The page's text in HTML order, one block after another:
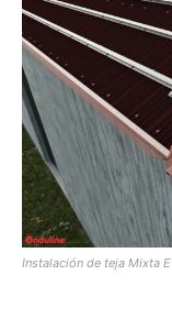
Instalación de teja Mixta